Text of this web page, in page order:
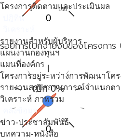
โครงการติดตามและประเมินผล
ปฎิทิน
รายงานสำหรับผู้บริหาร
แผนงานกองทุนฯ
แผนที่องค์กร
โครงการอยู่ระหว่างการพัฒนาโคร
รายงานสรุปสถานการณ์จำแนกต
วิเคราะห์ ภาพรวม
คลังข้อมูล
ข่าว-ประชาสัมพันธ์
บทความ-หนังสือ
0 100
0
ร้อยการเบิกจ่ายงบของโครงกา
เบิก 0%
0 100
0